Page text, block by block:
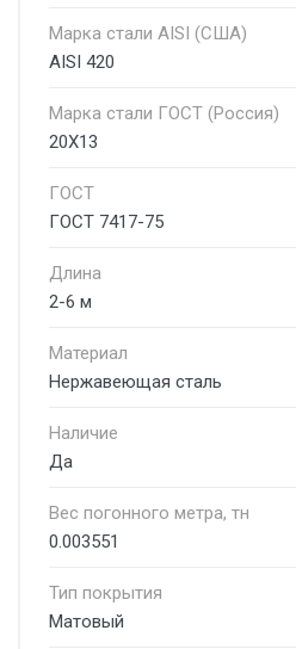
Марка стали AISI (США)
AISI 420
Марка стали ГОСТ (Россия)
20Х13
ГОСТ
ГОСТ 7417-75
Длина
2-6 м
Материал
Нержавеющая сталь
Наличие
Да
Вес погонного метра, тн
0.003551
Тип покрытия
Матовый